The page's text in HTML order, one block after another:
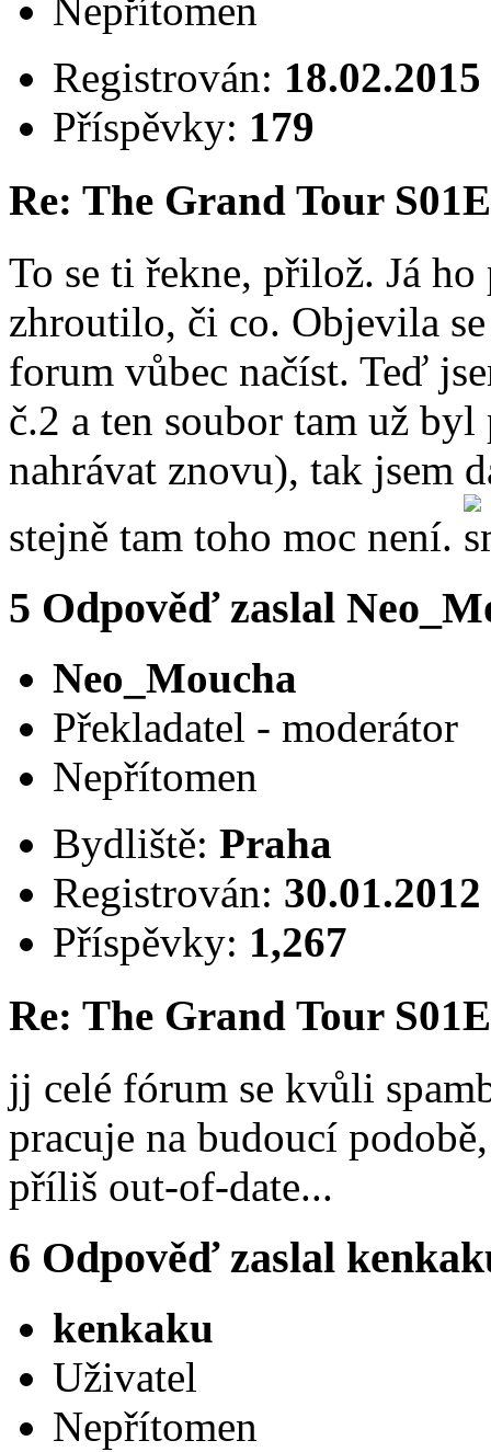
Nepřítomen
Registrován: 18.02.2015
Příspěvky: 179
Re: The Grand Tour
To se ti řekne, přilož. Já
zhroutilo, či co. Objevila
forum vůbec načíst. Teď
č.2 a ten soubor tam už
nahrávat znovu), tak jsem
stejně tam toho moc není.
5 Odpověď zaslal
Neo_Moucha
Překladatel - moderátor
Nepřítomen
Bydliště: Praha
Registrován: 30.01.2012
Příspěvky: 1,267
Re: The Grand Tour
jj celé fórum se kvůli
pracuje na budoucí
příliš out-of-date...
6 Odpověď zaslal
kenkaku
Uživatel
Nepřítomen